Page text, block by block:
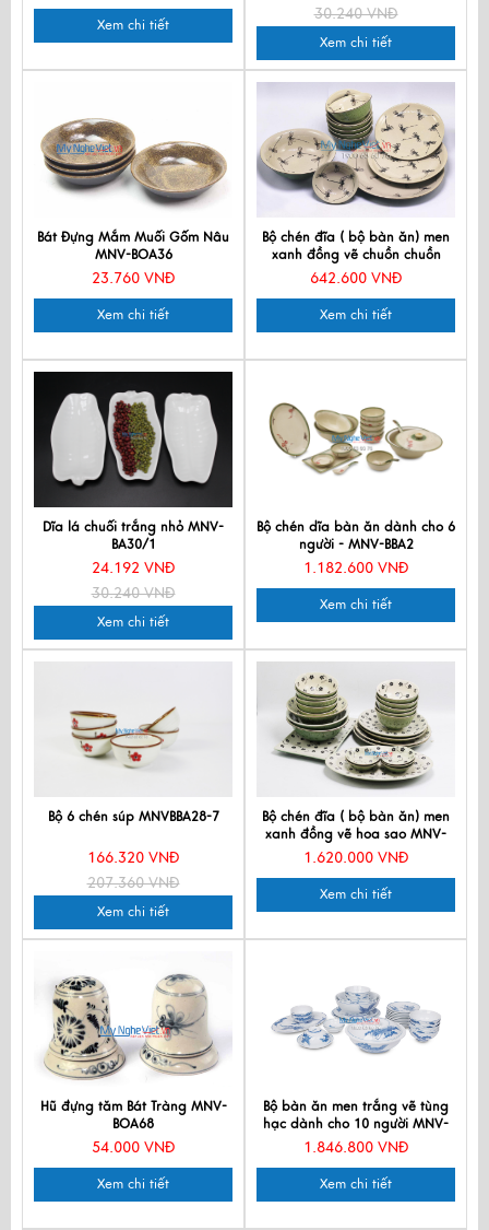
Xem chi tiết
30.240 VNĐ
Xem chi tiết
Bát Đựng Mắm Muối Gốm Nâu
MNV-BOA36
23.760 VNĐ
Xem chi tiết
Bộ chén đĩa ( bộ bàn ăn) men
xanh đồng vẽ chuồn chuồn
MNV-MXH03
642.600 VNĐ
Xem chi tiết
Dĩa lá chuối trắng nhỏ MNV-
BA30/1
24.192 VNĐ
30.240 VNĐ
Xem chi tiết
Bộ chén dĩa bàn ăn dành cho 6
người - MNV-BBA2
1.182.600 VNĐ
Xem chi tiết
Bộ 6 chén súp MNVBBA28-7
166.320 VNĐ
207.360 VNĐ
Xem chi tiết
Bộ chén đĩa ( bộ bàn ăn) men
xanh đồng vẽ hoa sao MNV-
BBA4-1
1.620.000 VNĐ
Xem chi tiết
Hũ đựng tăm Bát Tràng MNV-
BOA68
54.000 VNĐ
Xem chi tiết
Bộ bàn ăn men trắng vẽ tùng
hạc dành cho 10 người MNV-
BBA02-11
1.846.800 VNĐ
Xem chi tiết